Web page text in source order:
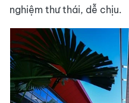
nghiệm thư thái, dễ chịu.